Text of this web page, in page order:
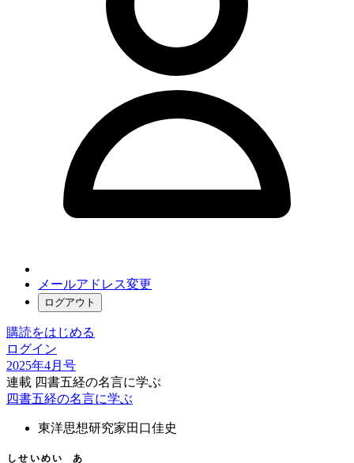
メールアドレス変更
ログアウト
購読をはじめる
ログイン
2025年4月号
連載 四書五経の名言に学ぶ
四書五経の名言に学ぶ
東洋思想研究家田口佳史
しせいめい あ